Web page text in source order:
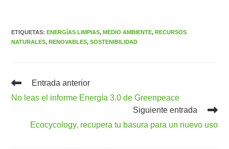
ETIQUETAS: ENERGÍAS LIMPIAS, MEDIO AMBIENTE, RECURSOS
NATURALES, RENOVABLES, SOSTENIBILIDAD
Leer
artículos
Entrada anterior
No leas el informe Energía 3.0 de Greenpeace
Siguiente entrada
Ecocycology, recupera tu basura para un nuevo uso